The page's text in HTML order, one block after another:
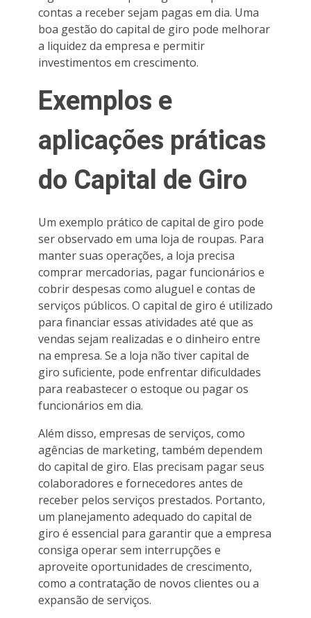
contas a receber sejam pagas em dia. Uma
boa gestão do capital de giro pode melhorar
a liquidez da empresa e permitir
investimentos em crescimento.
Exemplos e
aplicações práticas
do Capital de Giro
Um exemplo prático de capital de giro pode
ser observado em uma loja de roupas. Para
manter suas operações, a loja precisa
comprar mercadorias, pagar funcionários e
cobrir despesas como aluguel e contas de
serviços públicos. O capital de giro é utilizado
para financiar essas atividades até que as
vendas sejam realizadas e o dinheiro entre
na empresa. Se a loja não tiver capital de
giro suficiente, pode enfrentar dificuldades
para reabastecer o estoque ou pagar os
funcionários em dia.
Além disso, empresas de serviços, como
agências de marketing, também dependem
do capital de giro. Elas precisam pagar seus
colaboradores e fornecedores antes de
receber pelos serviços prestados. Portanto,
um planejamento adequado do capital de
giro é essencial para garantir que a empresa
consiga operar sem interrupções e
aproveite oportunidades de crescimento,
como a contratação de novos clientes ou a
expansão de serviços.